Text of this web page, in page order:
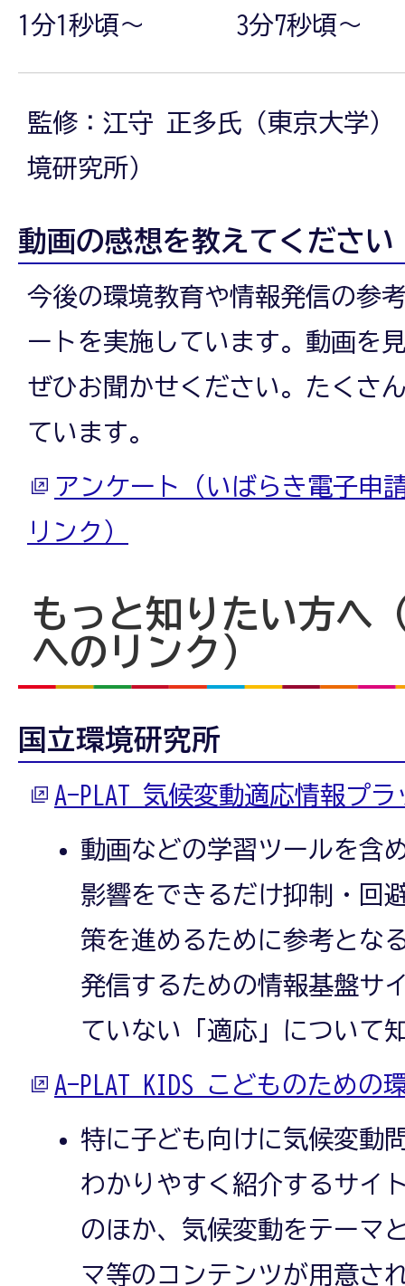
1分1秒頃～ 3分7秒頃～
監修：江守 正多氏（東京大学
境研究所）
動画の感想を教えてください
今後の環境教育や情報発信の参
ートを実施しています。動画を
ぜひお聞かせください。たくさ
ています。
アンケート（いばらき電子申
リンク）
もっと知りたい方へ
へのリンク）
国立環境研究所
A-PLAT 気候変動適応情報プ
動画などの学習ツールを含
影響をできるだけ抑制・回
策を進めるために参考とな
発信するための情報基盤サ
ていない「適応」について
A-PLAT KIDS こどものための
特に子ども向けに気候変動
わかりやすく紹介するサイ
のほか、気候変動をテーマ
マ等のコンテンツが用意さ